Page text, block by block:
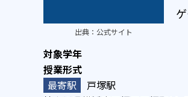
出典： 公式サイト
戸塚駅